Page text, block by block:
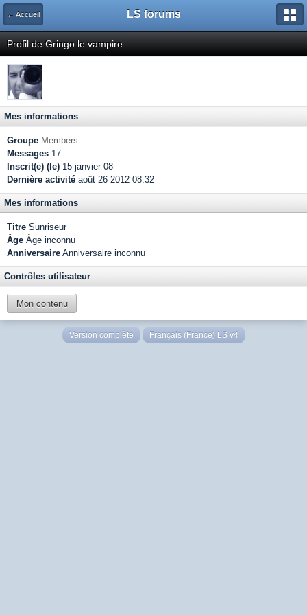
← Accueil LS forums
Profil de Gringo le vampire
Mes informations
Groupe Members
Messages 17
Inscrit(e) (le) 15-janvier 08
Dernière activité août 26 2012 08:32
Mes informations
Titre Sunriseur
Âge Âge inconnu
Anniversaire Anniversaire inconnu
Contrôles utilisateur
Mon contenu
Version complète Français (France) LS v4